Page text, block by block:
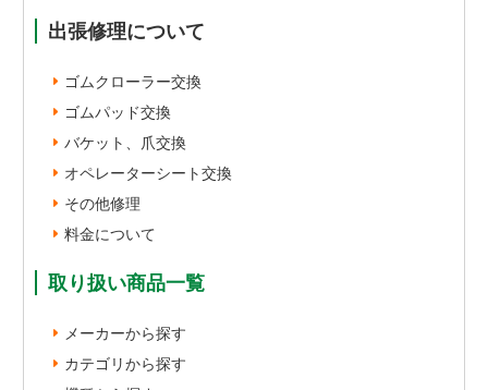
出張修理について
ゴムクローラー交換
ゴムパッド交換
バケット、爪交換
オペレーターシート交換
その他修理
料金について
取り扱い商品一覧
メーカーから探す
カテゴリから探す